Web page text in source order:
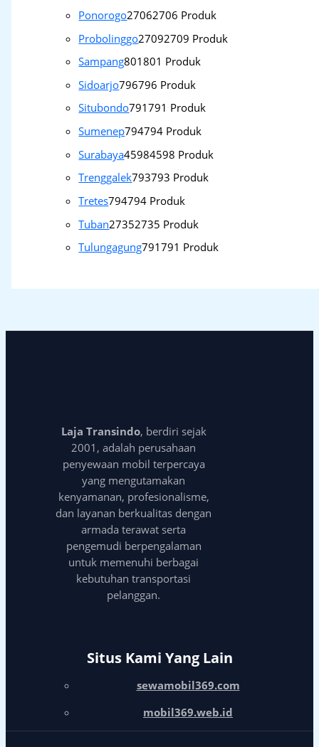
Ponorogo27062706 Produk
Probolinggo27092709 Produk
Sampang801801 Produk
Sidoarjo796796 Produk
Situbondo791791 Produk
Sumenep794794 Produk
Surabaya45984598 Produk
Trenggalek793793 Produk
Tretes794794 Produk
Tuban27352735 Produk
Tulungagung791791 Produk
Laja Transindo, berdiri sejak
2001, adalah perusahaan
penyewaan mobil terpercaya
yang mengutamakan
kenyamanan, profesionalisme,
dan layanan berkualitas dengan
armada terawat serta
pengemudi berpengalaman
untuk memenuhi berbagai
kebutuhan transportasi
pelanggan.
Situs Kami Yang Lain
sewamobil369.com
mobil369.web.id